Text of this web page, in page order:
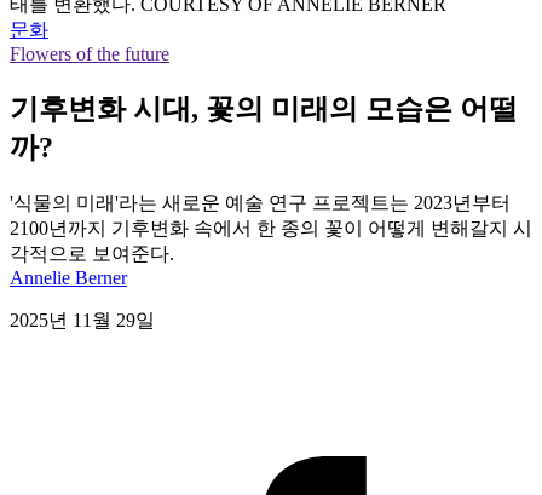
태를 변환했다. COURTESY OF ANNELIE BERNER
문화
Flowers of the future
기후변화 시대, 꽃의 미래의 모습은 어떨
까?
'식물의 미래'라는 새로운 예술 연구 프로젝트는 2023년부터
2100년까지 기후변화 속에서 한 종의 꽃이 어떻게 변해갈지 시
각적으로 보여준다.
Annelie Berner
2025년 11월 29일